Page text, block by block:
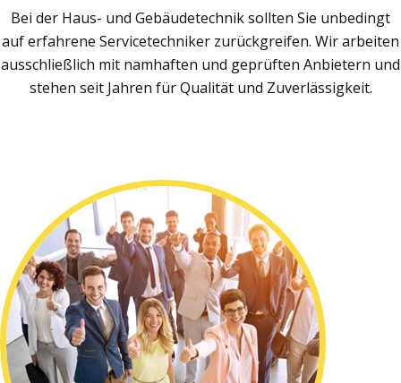
Bei der Haus- und Gebäudetechnik sollten Sie unbedingt
auf erfahrene Servicetechniker zurückgreifen. Wir arbeiten
ausschließlich mit namhaften und geprüften Anbietern und
stehen seit Jahren für Qualität und Zuverlässigkeit.